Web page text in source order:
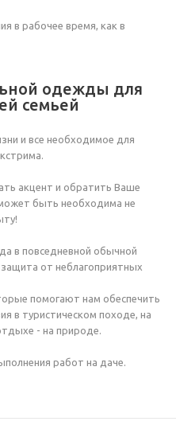
в рабочее время, как в
одежды для
семьей
и все необходимое для
акцент и обратить Ваше
быть необходима не
в повседневной обычной
от неблагоприятных
помогают нам обеспечить
в туристическом походе, на
- на природе.
работ на даче.